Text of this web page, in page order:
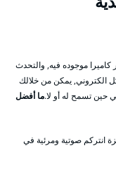
كاميرا موجوده فيه, والتحدث
الكتروني, يمكن من خلالك
حين تسمح له أو لا.ما أفضل
انتركم صوتية ومرئية في